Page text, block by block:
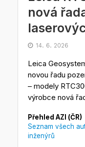
nová
14. 6. 2026
Leica
novou řadu
– modely
výrobce nová
Přehled AZI (ČR)
Seznam všech
inženýrů